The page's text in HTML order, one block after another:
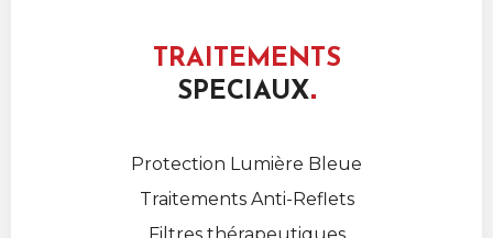
TRAITEMENTS
SPECIAUX
Protection Lumière Bleue
Traitements Anti-Reflets